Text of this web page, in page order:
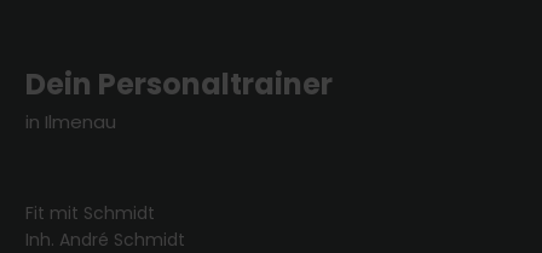
Dein Personaltrainer
in Ilmenau
Fit mit Schmidt
Inh. André Schmidt